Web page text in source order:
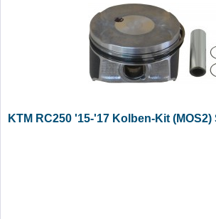
KTM RC250 '15-'17 Kolben-Kit